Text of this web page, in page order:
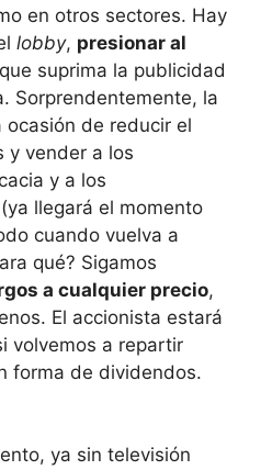
en otros sectores. Hay
lobby, presionar al
suprima la publicidad
Sorprendentemente, la
ocasión de reducir el
y vender a los
y a los
llegará el momento
cuando vuelva a
qué? Sigamos
a cualquier precio,
El accionista estará
volvemos a repartir
forma de dividendos.
ya sin televisión